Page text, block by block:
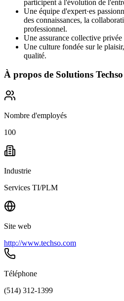
participent à l'évolution de
Une équipe d'expert·es
des connaissances, la
professionnel.
Une assurance collective privée
Une culture fondée sur le
qualité.
À propos de Solutions Techso
Nombre d'employés
100
Industrie
Services TI/PLM
Site web
http://www.techso.com
Téléphone
(514) 312-1399